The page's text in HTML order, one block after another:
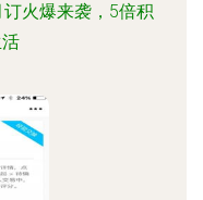
火爆来袭，5倍积